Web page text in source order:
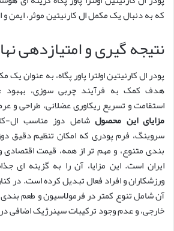
که به دنبال یک مکمل ال کارنیتین موثر، ایمن
نتیجه گیری و امتیازدهی
پودر ال کارنیتین اولترا پاور پگاه، به عنوان یک
هدف کمک به فرآیند چربی سوزی، بهبود
استقامت و تسریع ریکاوری عضلانی، طراحی
مزایای این محصولشامل دوز مناسب ال-
سروینگ، فرم پودری که امکان تنظیم دقیق
بندی متنوع، و مهم تر از همه، قیمت
ایران است. این مزایا، آن را به گزینه ای
ورزشکاران و افراد فعال تبدیل کرده است. در
آن شامل تنوع کمتر در فرمولاسیون و طعم
خارجی، و عدم وجود ترکیبات سینرژیک اضافی